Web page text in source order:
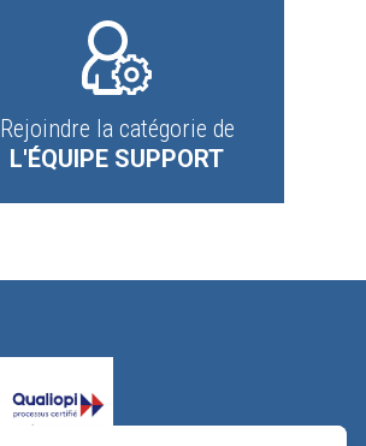
Rejoindre la catégorie de
L'ÉQUIPE SUPPORT